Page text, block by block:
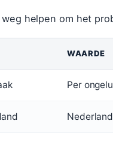
helpen om het
WAARDE
Per